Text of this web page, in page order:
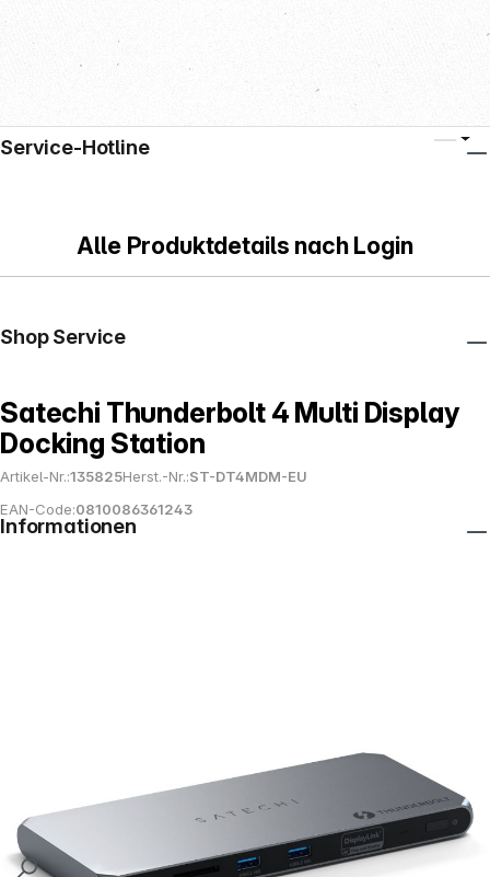
Alle Produktdetails nach Login
Satechi Thunderbolt 4 Multi Display
Docking Station
Artikel-Nr.:135825Herst.-Nr.:ST-DT4MDM-EU
EAN-Code:0810086361243
Service-Hotline
Shop Service
Informationen